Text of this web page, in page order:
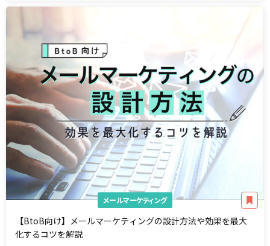
メールマーケティング
【BtoB向け】メールマーケティングの設計方法や効果を最大
化するコツを解説